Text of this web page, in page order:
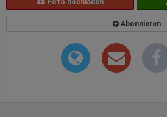
Foto hochladen
Abonnieren